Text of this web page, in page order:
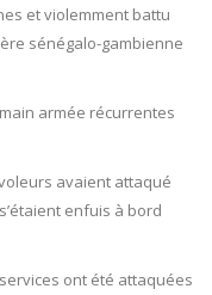
et violemment battu
sénégalo-gambienne
armée récurrentes
avaient attaqué
enfuis à bord
ont été attaquées